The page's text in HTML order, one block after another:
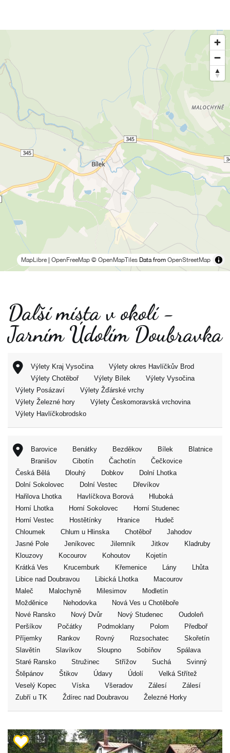
MapLibre OpenFreeMap © OpenMapTiles Data from OpenStreetMap
Další místa v okolí -
Jarním Údolím Doubravka
Výlety Kraj Vysočina
Výlety okres Havlíčkův Brod
Výlety Chotěboř
Výlety Bílek
Výlety Vysočina
Výlety Posázaví
Výlety Žďárské vrchy
Výlety Železné hory
Výlety Českomoravská vrchovina
Výlety Havlíčkobrodsko
Barovice Benátky Bezděkov Bílek
Blatnice
Branišov
Cibotín Čachotín
Čečkovice
Česká Bělá
Dlouhý Dobkov
Dolní Lhotka
Dolní Sokolovec
Dolní Vestec
Dřevíkov
Hařilova Lhotka
Havlíčkova Borová
Hluboká
Horní Lhotka
Horní Sokolovec
Horní Studenec
Horní Vestec
Hostětínky Hranice
Hudeč
Chloumek
Chlum u Hlinska Chotěboř
Jahodov
Jasné Pole
Jeníkovec Jilemník Jitkov
Kladruby
Klouzovy
Kocourov Kohoutov
Kojetín
Krátká Ves
Krucemburk Křemenice Lány
Lhůta
Libice nad Doubravou
Libická Lhotka
Macourov
Maleč
Malochyně Milesimov
Modletín
Možděnice
Nehodovka
Nová Ves u Chotěboře
Nové Ransko
Nový Dvůr Nový Studenec
Oudoleň
Peršíkov
Počátky Podmoklany Polom
Předboř
Příjemky
Rankov Rovný Rozsochatec
Skořetín
Slavětín
Slavíkov Sloupno Sobíňov
Spálava
Staré Ransko
Stružinec Střížov Suchá
Svinný
Štěpánov
Štikov Údavy Údolí
Velká Střítež
Veselý Kopec
Víska Všeradov Zálesí
Zálesí
Zubří u TK
Ždírec nad Doubravou Železné Horky